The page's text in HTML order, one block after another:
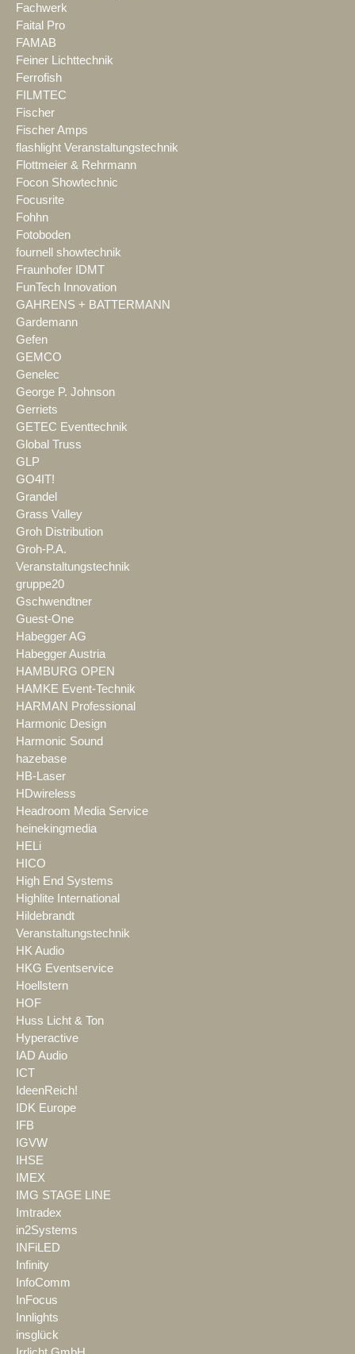
Fachwerk
Faital Pro
FAMAB
Feiner Lichttechnik
Ferrofish
FILMTEC
Fischer
Fischer Amps
flashlight Veranstaltungstechnik
Flottmeier & Rehrmann
Focon Showtechnic
Focusrite
Fohhn
Fotoboden
fournell showtechnik
Fraunhofer IDMT
FunTech Innovation
GAHRENS + BATTERMANN
Gardemann
Gefen
GEMCO
Genelec
George P. Johnson
Gerriets
GETEC Eventtechnik
Global Truss
GLP
GO4IT!
Grandel
Grass Valley
Groh Distribution
Groh-P.A.
Veranstaltungstechnik
gruppe20
Gschwendtner
Guest-One
Habegger AG
Habegger Austria
HAMBURG OPEN
HAMKE Event-Technik
HARMAN Professional
Harmonic Design
Harmonic Sound
hazebase
HB-Laser
HDwireless
Headroom Media Service
heinekingmedia
HELi
HICO
High End Systems
Highlite International
Hildebrandt
Veranstaltungstechnik
HK Audio
HKG Eventservice
Hoellstern
HOF
Huss Licht & Ton
Hyperactive
IAD Audio
ICT
IdeenReich!
IDK Europe
IFB
IGVW
IHSE
IMEX
IMG STAGE LINE
Imtradex
in2Systems
INFiLED
Infinity
InfoComm
InFocus
Innlights
insglück